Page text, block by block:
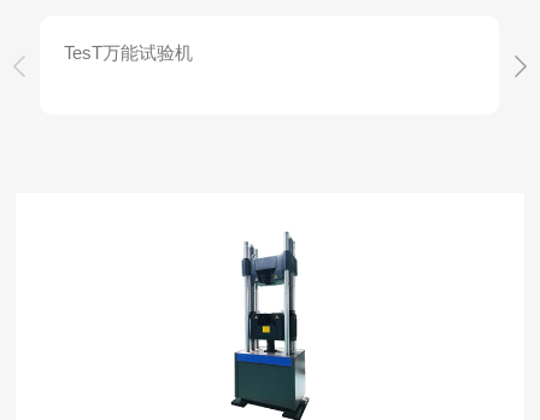
TesT万能试验机